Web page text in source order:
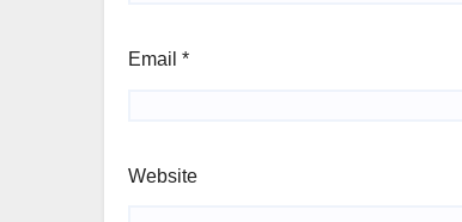
Email *
Website